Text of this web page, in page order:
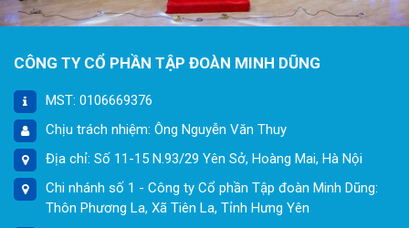
CÔNG TY CỔ PHẦN TẬP ĐOÀN MINH DŨNG
MST: 0106669376
Chịu trách nhiệm: Ông Nguyễn Văn Thuy
Địa chỉ: Số 11-15 N.93/29 Yên Sở, Hoàng Mai, Hà Nội
Chi nhánh số 1 - Công ty Cổ phần Tập đoàn Minh Dũng:
Thôn Phương La, Xã Tiên La, Tỉnh Hưng Yên